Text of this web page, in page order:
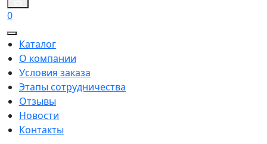
0
Каталог
О компании
Условия заказа
Этапы сотрудничества
Отзывы
Новости
Контакты